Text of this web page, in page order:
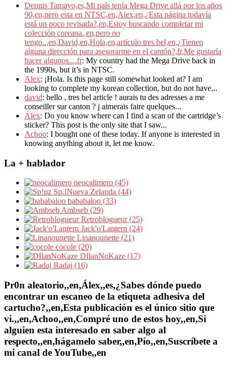
Dennis Tamayo,es,Mi país tenía Mega Drive allá por los años
90,en,pero esta en NTSC,en,Alex,en,¿Esta página todavía
está un poco revisada?,en,Estoy buscando completar mi
colección coreana.,en,pero no
tengo..,en,David,en,Hola,en,artículo tres bel,en,¿Tienen
alguna dirección para asesorarme en el cantón?,fr,Me gustaría
hacer algunos...,fr: My country had the Mega Drive back in
the 1990s, but it’s in NTSC.
Alex: ¡Hola. Is this page still somewhat looked at? I am
looking to complete my korean collection, but do not have...
david: hello , tres bel article ! aurais tu des adresses a me
conseiller sur canton ? j aimerais faire quelques...
Álex: Do you know where can I find a scan of the cartridge’s
sticker? This post is the only site that I saw...
Achoo: I bought one of these today. If anyone is interested in
knowing anything about it, let me know.
La + hablador
neocalimero (45)
Sp.!Nueva Zelanda (44)
bababaloo (33)
Ambseb (29)
Retroblogueur (25)
Jack'o'Lantern (24)
Linanounette (21)
cocole (20)
DIlanNoKaze (17)
Radaj (16)
Pr0n aleatorio,,en,Álex,,es,¿Sabes dónde puedo
encontrar un escaneo de la etiqueta adhesiva del
cartucho?,,en,Esta publicación es el único sitio que
vi.,,en,Achoo,,en,Compré uno de estos hoy,,en,Si
alguien esta interesado en saber algo al
respecto,,en,hágamelo saber,,en,Pío,,en,Suscríbete a
mi canal de YouTube,,en